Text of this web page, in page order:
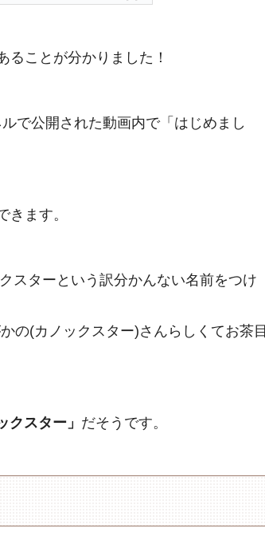
ることが分かりました！
で公開された動画内で「はじめまし
きます。
スターという訳分かんない名前をつけ
の(カノックスター)さんらしくてお茶目
スター」 だそうです。